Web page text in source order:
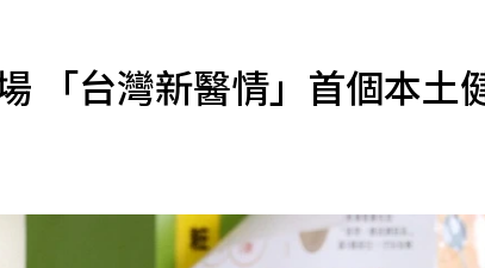
「台灣新醫情」首個本土